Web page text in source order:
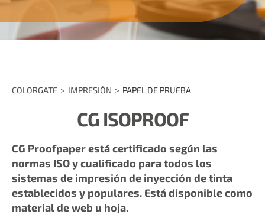
COLORGATE IMPRESIÓN PAPEL DE PRUEBA
CG ISOPROOF
CG Proofpaper está certificado según las
normas ISO y cualificado para todos los
sistemas de impresión de inyección de tinta
establecidos y populares. Está disponible como
material de web u hoja.